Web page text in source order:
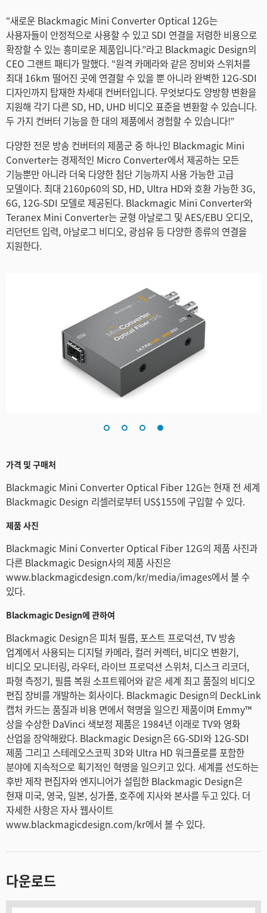
“새로운 Blackmagic Mini Converter Optical 12G는
사용자들이 안정적으로 사용할 수 있고 SDI 연결을 저렴한 비용으로
확장할 수 있는 흥미로운 제품입니다.”라고 Blackmagic Design의
CEO 그랜트 패티가 말했다. “원격 카메라와 같은 장비와 스위처를
최대 16km 떨어진 곳에 연결할 수 있을 뿐 아니라 완벽한 12G-SDI
디자인까지 탑재한 차세대 컨버터입니다. 무엇보다도 양방향 변환을
지원해 각기 다른 SD, HD, UHD 비디오 표준을 변환할 수 있습니다.
두 가지 컨버터 기능을 한 대의 제품에서 경험할 수 있습니다!”
다양한 전문 방송 컨버터의 제품군 중 하나인 Blackmagic Mini
Converter는 경제적인 Micro Converter에서 제공하는 모든
기능뿐만 아니라 더욱 다양한 첨단 기능까지 사용 가능한 고급
모델이다. 최대 2160p60의 SD, HD, Ultra HD와 호환 가능한 3G,
6G, 12G-SDI 모델로 제공된다. Blackmagic Mini Converter와
Teranex Mini Converter는 균형 아날로그 및 AES/EBU 오디오,
리던던트 입력, 아날로그 비디오, 광섬유 등 다양한 종류의 연결을
지원한다.
가격 및 구매처
Blackmagic Mini Converter Optical Fiber 12G는 현재 전 세계
Blackmagic Design 리셀러로부터 US$155에 구입할 수 있다.
제품 사진
Blackmagic Mini Converter Optical Fiber 12G의 제품 사진과
다른 Blackmagic Design사의 제품 사진은
www.blackmagicdesign.com/kr/media/images에서 볼 수
있다.
Blackmagic Design에 관하여
Blackmagic Design은 피처 필름, 포스트 프로덕션, TV 방송
업계에서 사용되는 디지털 카메라, 컬러 커렉터, 비디오 변환기,
비디오 모니터링, 라우터, 라이브 프로덕션 스위처, 디스크 리코더,
파형 측정기, 필름 복원 소프트웨어와 같은 세계 최고 품질의 비디오
편집 장비를 개발하는 회사이다. Blackmagic Design의 DeckLink
캡처 카드는 품질과 비용 면에서 혁명을 일으킨 제품이며 Emmy™
상을 수상한 DaVinci 색보정 제품은 1984년 이래로 TV와 영화
산업을 장악해왔다. Blackmagic Design은 6G-SDI와 12G-SDI
제품 그리고 스테레오스코픽 3D와 Ultra HD 워크플로를 포함한
분야에 지속적으로 획기적인 혁명을 일으키고 있다. 세계를 선도하는
후반 제작 편집자와 엔지니어가 설립한 Blackmagic Design은
현재 미국, 영국, 일본, 싱가폴, 호주에 지사와 본사를 두고 있다. 더
자세한 사항은 자사 웹사이트
www.blackmagicdesign.com/kr에서 볼 수 있다.
다운로드